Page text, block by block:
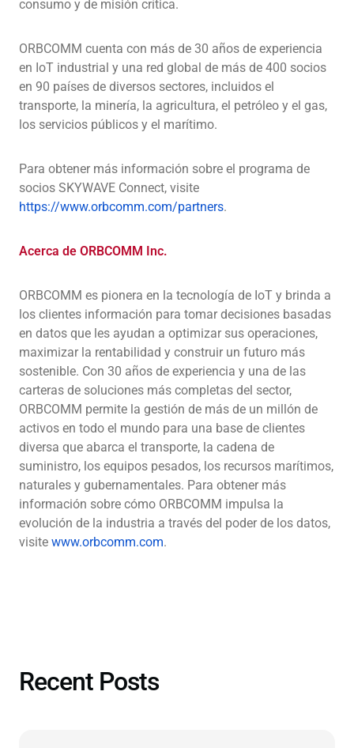
consumo y de misión crítica.
ORBCOMM cuenta con más de 30 años de experiencia
en IoT industrial y una red global de más de 400 socios
en 90 países de diversos sectores, incluidos el
transporte, la minería, la agricultura, el petróleo y el gas,
los servicios públicos y el marítimo.
Para obtener más información sobre el programa de
socios SKYWAVE Connect, visite
https://www.orbcomm.com/partners.
Acerca de ORBCOMM Inc.
ORBCOMM es pionera en la tecnología de IoT y brinda a
los clientes información para tomar decisiones basadas
en datos que les ayudan a optimizar sus operaciones,
maximizar la rentabilidad y construir un futuro más
sostenible. Con 30 años de experiencia y una de las
carteras de soluciones más completas del sector,
ORBCOMM permite la gestión de más de un millón de
activos en todo el mundo para una base de clientes
diversa que abarca el transporte, la cadena de
suministro, los equipos pesados, los recursos marítimos,
naturales y gubernamentales. Para obtener más
información sobre cómo ORBCOMM impulsa la
evolución de la industria a través del poder de los datos,
visite www.orbcomm.com.
Recent Posts